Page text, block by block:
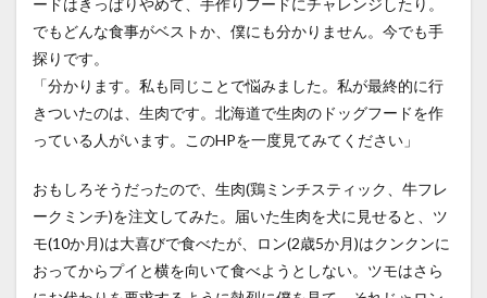
でもどんな食事がベストか、僕にも分かりません。今でも手
探りです。
「分かります。私も同じことで悩みました。私が最終的に行
きついたのは、生肉です。北海道で生肉のドッグフードを作
っている人がいます。このHPを一度見てみてください」
おもしろそうだったので、生肉(鶏ミンチスティック、牛フレ
ークミンチ)を注文してみた。届いた生肉を犬に見せると、ツ
モ(10か月)は大喜びで食べたが、ロン(2歳5か月)はクンクンに
おってからプイと横を向いて食べようとしない。ツモはさら